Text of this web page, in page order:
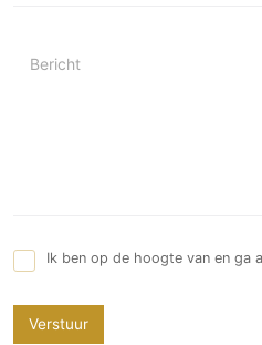
Bericht
Ik ben op de hoogte van en ga
Verstuur